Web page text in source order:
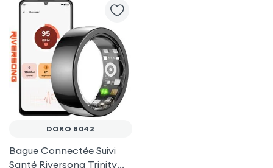
DORO 8042
Bague Connectée Suivi
Santé Riversong Trinity